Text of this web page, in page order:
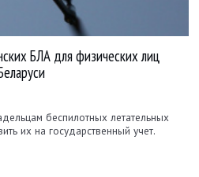
БЛА для физических лиц
беспилотных летательных
их на государственный учет.